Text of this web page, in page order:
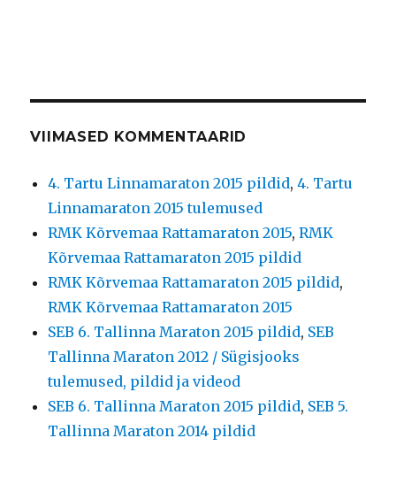
VIIMASED KOMMENTAARID
4. Tartu Linnamaraton 2015 pildid,4. Tartu
Linnamaraton 2015 tulemused
RMK Kõrvemaa Rattamaraton 2015,RMK
Kõrvemaa Rattamaraton 2015 pildid
RMK Kõrvemaa Rattamaraton 2015 pildid,
RMK Kõrvemaa Rattamaraton 2015
SEB 6. Tallinna Maraton 2015 pildid, SEB
Tallinna Maraton 2012 / Sügisjooks
tulemused, pildid ja videod
SEB 6. Tallinna Maraton 2015 pildid, SEB 5.
Tallinna Maraton 2014 pildid